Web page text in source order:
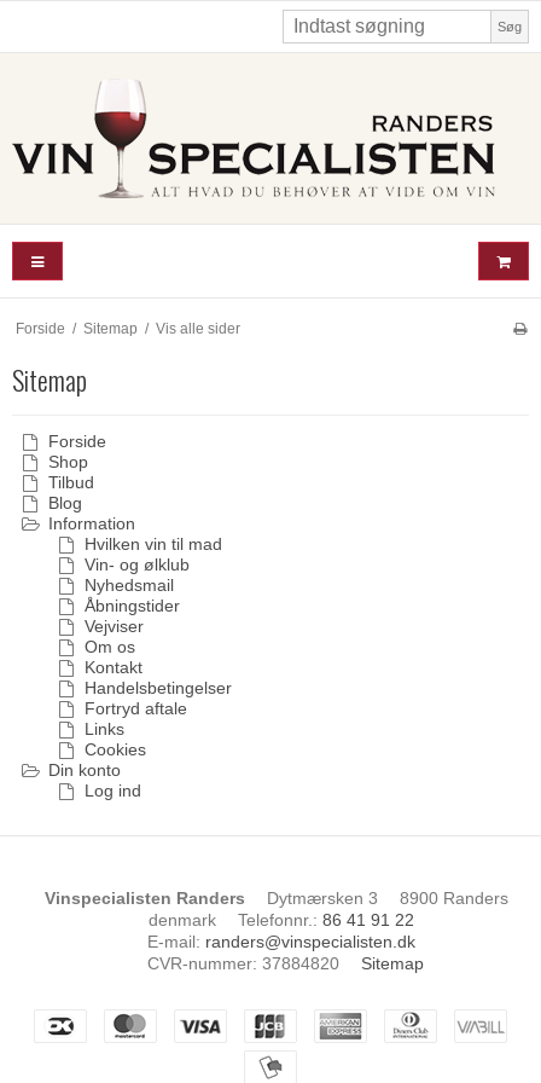
Søg
Forside / Sitemap / Vis alle sider
Sitemap
Forside
Shop
Tilbud
Blog
Information
Hvilken vin til mad
Vin- og ølklub
Nyhedsmail
Åbningstider
Vejviser
Om os
Kontakt
Handelsbetingelser
Fortryd aftale
Links
Cookies
Din konto
Log ind
Vinspecialisten Randers Dytmærsken 3
8900 Randers
denmark
Telefonnr. : 86 41 91 22
E-mail: randers@vinspecialisten.dk
CVR-nummer: 37884820 Sitemap